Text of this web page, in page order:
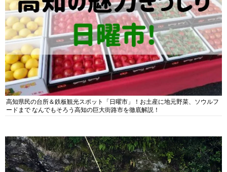
高知県民の台所＆鉄板観光スポット「日曜市」！お土産に地元野菜、ソウルフ
ードまで なんでもそろう高知の巨大街路市を徹底解説！